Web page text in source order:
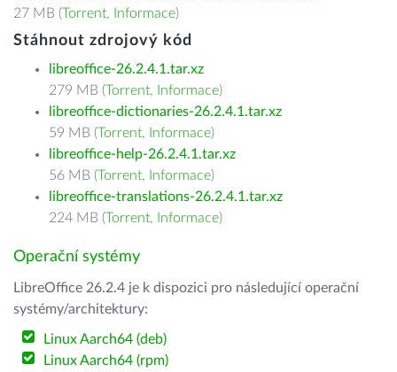
27 MB (Torrent, Informace)
Stáhnout zdrojový kód
libreoffice-26.2.4.1.tar.xz
279 MB (Torrent, Informace)
libreoffice-dictionaries-26.2.4.1.tar.xz
59 MB (Torrent, Informace)
libreoffice-help-26.2.4.1.tar.xz
56 MB (Torrent, Informace)
libreoffice-translations-26.2.4.1.tar.xz
224 MB (Torrent, Informace)
Operační systémy
LibreOffice 26.2.4 je k dispozici pro následující operační
systémy/architektury:
Linux Aarch64 (deb)
Linux Aarch64 (rpm)